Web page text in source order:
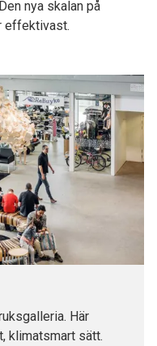
nya skalan på
effektivast.
Här
klimatsmart sätt.